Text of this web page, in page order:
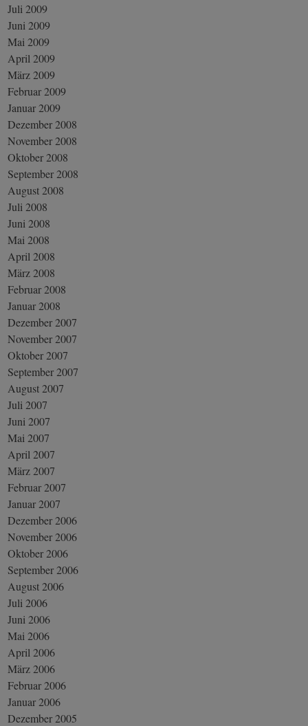
Juli 2009
Juni 2009
Mai 2009
April 2009
März 2009
Februar 2009
Januar 2009
Dezember 2008
November 2008
Oktober 2008
September 2008
August 2008
Juli 2008
Juni 2008
Mai 2008
April 2008
März 2008
Februar 2008
Januar 2008
Dezember 2007
November 2007
Oktober 2007
September 2007
August 2007
Juli 2007
Juni 2007
Mai 2007
April 2007
März 2007
Februar 2007
Januar 2007
Dezember 2006
November 2006
Oktober 2006
September 2006
August 2006
Juli 2006
Juni 2006
Mai 2006
April 2006
März 2006
Februar 2006
Januar 2006
Dezember 2005